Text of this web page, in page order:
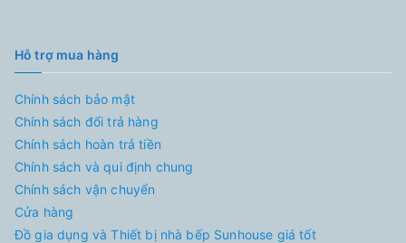
Hỗ trợ mua hàng
Chính sách bảo mật
Chính sách đổi trả hàng
Chính sách hoàn trả tiền
Chính sách và qui định chung
Chính sách vận chuyển
Cửa hàng
Đồ gia dụng và Thiết bị nhà bếp Sunhouse giá tốt